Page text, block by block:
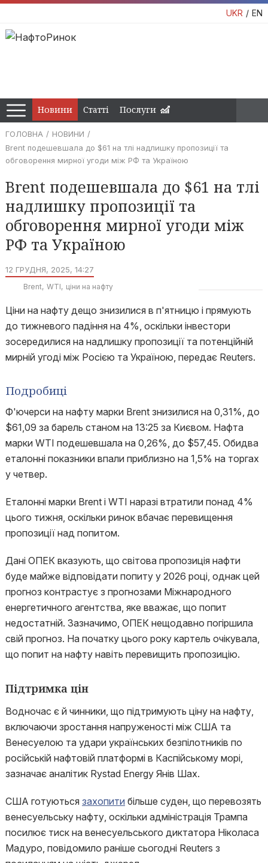
UKR EN
Новини Статті Послуги
ГОЛОВНА
НОВИНИ
Brent подешевшала до $61 на тлі надлишку пропозиції та
обговорення мирної угоди між РФ та Україною
Brent подешевшала до $61 на тлі
надлишку пропозиції та
обговорення мирної угоди між
РФ та Україною
12 ГРУДНЯ, 2025, 14:27
Brent WTI ціни на нафту
Ціни на нафту дещо знизилися в п'ятницю і прямують
до тижневого падіння на 4%, оскільки інвестори
зосередилися на надлишку пропозиції та потенційній
мирній угоді між Росією та Україною, передає Reuters.
Подробиці
Ф'ючерси на нафту марки Brent знизилися на 0,31%, до
$61,09 за барель станом на 13:25 за Києвом. Нафта
марки WTI подешевшала на 0,26%, до $57,45. Обидва
еталонні показники впали приблизно на 1,5% на торгах
у четвер.
Еталонні марки Brent і WTI наразі втратили понад 4%
цього тижня, оскільки ринок вбачає перевищення
пропозиції над попитом.
Дані ОПЕК вказують, що світова пропозиція нафти
буде майже відповідати попиту у 2026 році, однак цей
прогноз контрастує з прогнозами Міжнародного
енергетичного агентства, яке вважає, що попит
недостатній. Зазначимо, ОПЕК нещодавно погіршила
свій прогноз. На початку цього року картель очікувала,
що попит на нафту навіть перевищить пропозицію.
Підтримка цін
Водночас є й чинники, що підтримують ціну на нафту,
включаючи зростання напруженості між США та
Венесуелою та удари українських безпілотників по
російській нафтовій платформі в Каспійському морі,
зазначає аналітик Rystad Energy Янів Шах.
США готуються захопити більше суден, що перевозять
венесуельську нафту, оскільки адміністрація Трампа
посилює тиск на венесуельського диктатора Ніколаса
Мадуро, повідомило раніше сьогодні Reuters з